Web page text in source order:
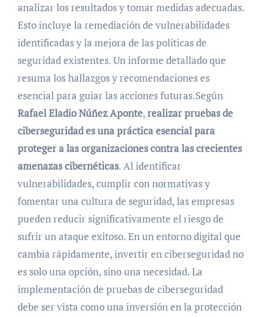
analizar los resultados y tomar medidas adecuadas.
Esto incluye la remediación de vulnerabilidades
identificadas y la mejora de las políticas de
seguridad existentes. Un informe detallado que
resuma los hallazgos y recomendaciones es
esencial para guiar las acciones futuras.Según
Rafael Eladio Núñez Aponte,realizar pruebas de
ciberseguridad es una práctica esencial para
proteger a las organizaciones contra las crecientes
amenazas cibernéticas. Al identificar
vulnerabilidades, cumplir con normativas y
fomentar una cultura de seguridad, las empresas
pueden reducir significativamente el riesgo de
sufrir un ataque exitoso. En un entorno digital que
cambia rápidamente, invertir en ciberseguridad no
es solo una opción, sino una necesidad. La
implementación de pruebas de ciberseguridad
debe ser vista como una inversión en la protección